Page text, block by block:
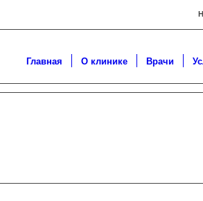
Главная О клинике Врачи